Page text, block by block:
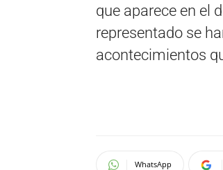
que aparece en el
representado se
acontecimientos
WhatsApp